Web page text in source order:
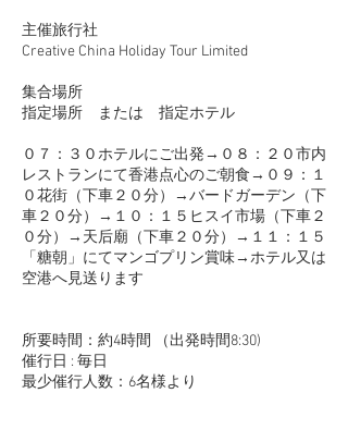
主催旅行社
Creative China Holiday Tour Limited
集合場所
指定場所 または 指定ホテル
０７：３０ホテルにご出発→０８：２０市内
レストランにて香港点心のご朝食→０９：１
０花街（下車２０分）→バードガーデン（下
車２０分）→１０：１５ヒスイ市場（下車２
０分）→天后廟（下車２０分）→１１：１５
「糖朝」にてマンゴプリン賞味→ホテル又は
空港へ見送ります
所要時間：約4時間 （出発時間8:30)
催行日 : 毎日
最少催行人数：6名様より